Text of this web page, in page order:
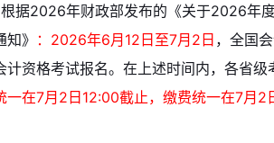
根据2026年财政部发布的《关于2026年
知》 ：2026年6月12日至7月2日 ，全国
计资格考试报名。在上述时间内，各省
一在7月2日12:00截止，缴费统一在7月